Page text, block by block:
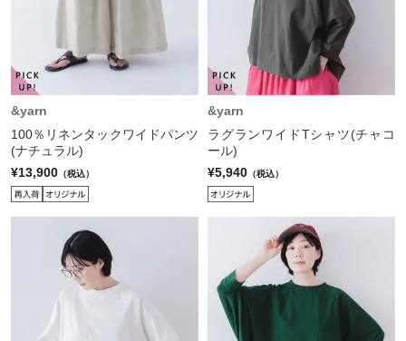
&yarn
100％リネンタックワイドパンツ
(ナチュラル)
¥13,900 （税込）
&yarn
ラグランワイドTシャツ(チャコ
ール)
¥5,940 （税込）